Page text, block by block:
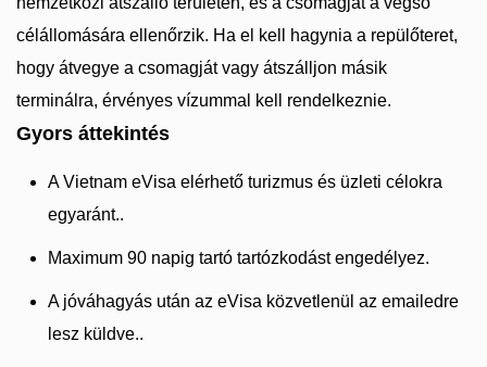
célállomására ellenőrzik. Ha el kell hagynia a repülőteret,
hogy átvegye a csomagját vagy átszálljon másik
terminálra, érvényes vízummal kell rendelkeznie.
Gyors áttekintés
A Vietnam eVisa elérhető turizmus és üzleti célokra
egyaránt..
Maximum 90 napig tartó tartózkodást engedélyez.
A jóváhagyás után az eVisa közvetlenül az emailedre
lesz küldve..